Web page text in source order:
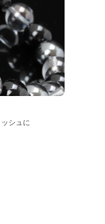
シュに